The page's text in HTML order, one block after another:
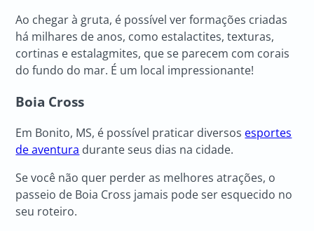
Ao chegar à gruta, é possível ver formações criadas
há milhares de anos, como estalactites, texturas,
cortinas e estalagmites, que se parecem com corais
do fundo do mar. É um local impressionante!
Boia Cross
Em Bonito, MS, é possível praticar diversos esportes
de aventura durante seus dias na cidade.
Se você não quer perder as melhores atrações, o
passeio de Boia Cross jamais pode ser esquecido no
seu roteiro.